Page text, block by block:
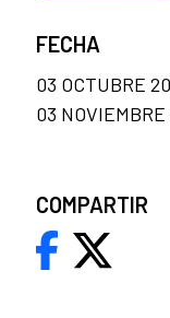
FECHA
03 OCTUBRE
03
COMPARTIR